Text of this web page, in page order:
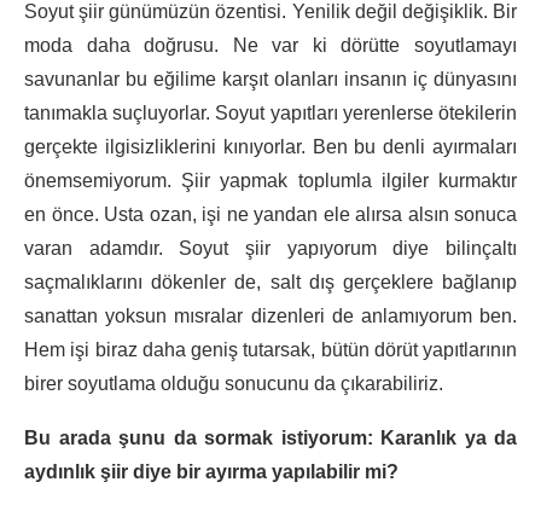
Soyut şiir günümüzün özentisi. Yenilik değil değişiklik. Bir
moda daha doğrusu. Ne var ki dörütte soyutlamayı
savunanlar bu eğilime karşıt olanları insanın iç dünyasını
tanımakla suçluyorlar. Soyut yapıtları yerenlerse ötekilerin
gerçekte ilgisizliklerini kınıyorlar. Ben bu denli ayırmaları
önemsemiyorum. Şiir yapmak toplumla ilgiler kurmaktır
en önce. Usta ozan, işi ne yandan ele alırsa alsın sonuca
varan adamdır. Soyut şiir yapıyorum diye bilinçaltı
saçmalıklarını dökenler de, salt dış gerçeklere bağlanıp
sanattan yoksun mısralar dizenleri de anlamıyorum ben.
Hem işi biraz daha geniş tutarsak, bütün dörüt yapıtlarının
birer soyutlama olduğu sonucunu da çıkarabiliriz.
Bu arada şunu da sormak istiyorum: Karanlık ya da
aydınlık şiir diye bir ayırma yapılabilir mi?